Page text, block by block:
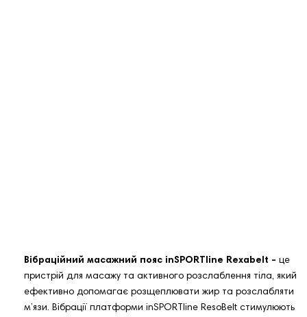
Вібраційний масажний пояс inSPORTline Rexabelt - це
пристрій для масажу та активного розслаблення тіла, який
ефективно допомагає розщеплювати жир та розслабляти
м’язи. Вібрації платформи inSPORTline ResoBelt стимулюють